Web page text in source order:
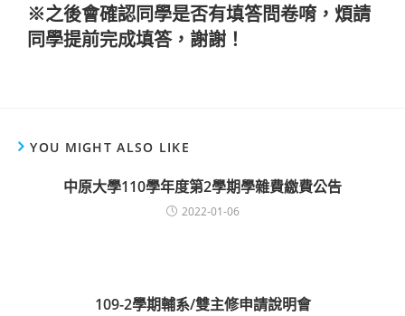
※之後會確認同學是否有填答問卷唷，煩請
同學提前完成填答，謝謝！
YOU MIGHT ALSO LIKE
中原大學110學年度第2學期學雜費繳費公告
2022-01-06
109-2學期輔系/雙主修申請說明會